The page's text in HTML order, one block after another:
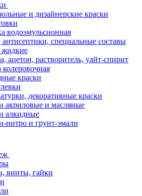
и дизайнерские краски
водоэмульсионная
специальные составы
ацетон, растворитель, уайт-спирит
колеровочная
краски
декоративные краски
акриловые и масляные
алкидные
нитро и грунт-эмали
винты, гайки